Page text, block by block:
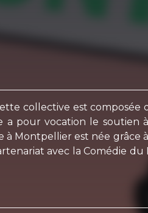
collective est composée
a pour vocation le
Montpellier est née grâce
avec la Comédie